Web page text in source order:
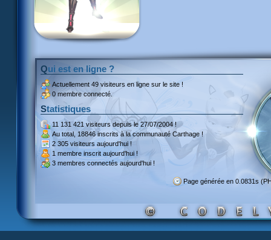
Qui est en ligne ?
Actuellement 49 visiteurs en ligne sur le site !
0 membre connecté.
Statistiques
11 131 421 visiteursdepuis le 27/07/2004 !
Au total, 18846 inscritsà la communauté Carthage !
2 305 visiteurs aujourd'hui !
1 membre inscrit aujourd'hui !
3 membres connectés aujourd'hui !
Page générée en 0.0831s